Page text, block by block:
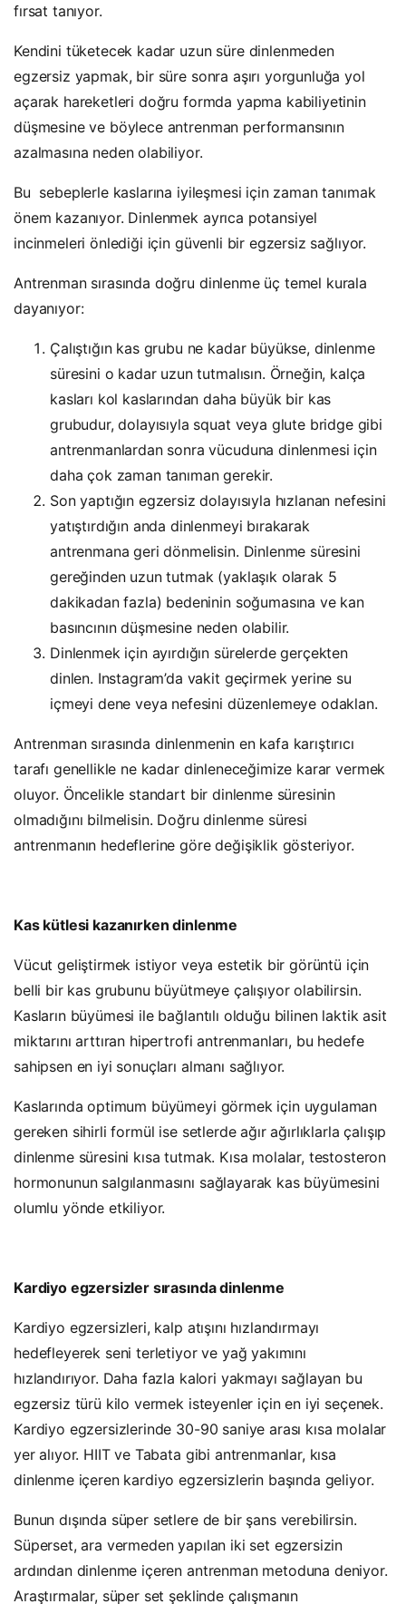
fırsat tanıyor.
Kendini tüketecek kadar uzun süre dinlenmeden
egzersiz yapmak, bir süre sonra aşırı yorgunluğa yol
açarak hareketleri doğru formda yapma kabiliyetinin
düşmesine ve böylece antrenman performansının
azalmasına neden olabiliyor.
Bu sebeplerle kaslarına iyileşmesi için zaman tanımak
önem kazanıyor. Dinlenmek ayrıca potansiyel
incinmeleri önlediği için güvenli bir egzersiz sağlıyor.
Antrenman sırasında doğru dinlenme üç temel kurala
dayanıyor:
Çalıştığın kas grubu ne kadar büyükse, dinlenme
süresini o kadar uzun tutmalısın. Örneğin, kalça
kasları kol kaslarından daha büyük bir kas
grubudur, dolayısıyla squat veya glute bridge gibi
antrenmanlardan sonra vücuduna dinlenmesi için
daha çok zaman tanıman gerekir.
Son yaptığın egzersiz dolayısıyla hızlanan nefesini
yatıştırdığın anda dinlenmeyi bırakarak
antrenmana geri dönmelisin. Dinlenme süresini
gereğinden uzun tutmak (yaklaşık olarak 5
dakikadan fazla) bedeninin soğumasına ve kan
basıncının düşmesine neden olabilir.
Dinlenmek için ayırdığın sürelerde gerçekten
dinlen. Instagram’da vakit geçirmek yerine su
içmeyi dene veya nefesini düzenlemeye odaklan.
Antrenman sırasında dinlenmenin en kafa karıştırıcı
tarafı genellikle ne kadar dinleneceğimize karar vermek
oluyor. Öncelikle standart bir dinlenme süresinin
olmadığını bilmelisin. Doğru dinlenme süresi
antrenmanın hedeflerine göre değişiklik gösteriyor.
Kas kütlesi kazanırken dinlenme
Vücut geliştirmek istiyor veya estetik bir görüntü için
belli bir kas grubunu büyütmeye çalışıyor olabilirsin.
Kasların büyümesi ile bağlantılı olduğu bilinen laktik asit
miktarını arttıran hipertrofi antrenmanları, bu hedefe
sahipsen en iyi sonuçları almanı sağlıyor.
Kaslarında optimum büyümeyi görmek için uygulaman
gereken sihirli formül ise setlerde ağır ağırlıklarla çalışıp
dinlenme süresini kısa tutmak. Kısa molalar, testosteron
hormonunun salgılanmasını sağlayarak kas büyümesini
olumlu yönde etkiliyor.
Kardiyo egzersizler sırasında dinlenme
Kardiyo egzersizleri, kalp atışını hızlandırmayı
hedefleyerek seni terletiyor ve yağ yakımını
hızlandırıyor. Daha fazla kalori yakmayı sağlayan bu
egzersiz türü kilo vermek isteyenler için en iyi seçenek.
Kardiyo egzersizlerinde 30-90 saniye arası kısa molalar
yer alıyor. HIIT ve Tabata gibi antrenmanlar, kısa
dinlenme içeren kardiyo egzersizlerin başında geliyor.
Bunun dışında süper setlere de bir şans verebilirsin.
Süperset, ara vermeden yapılan iki set egzersizin
ardından dinlenme içeren antrenman metoduna deniyor.
Araştırmalar, süper set şeklinde çalışmanın